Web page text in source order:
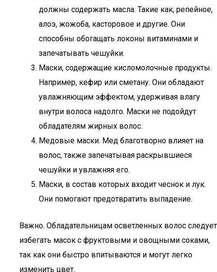
должны содержать масла. Такие как, репейное,
алоэ, жожоба, касторовое и другие. Они
способны обогащать локоны витаминами и
запечатывать чешуйки.
Маски, содержащие кисломолочные продукты.
Например, кефир или сметану. Они обладают
увлажняющим эффектом, удерживая влагу
внутри волоса надолго. Маски не подойдут
обладателям жирных волос.
Медовые маски. Мед благотворно влияет на
волос, также запечатывая раскрывшиеся
чешуйки и увлажняя его.
Маски, в состав которых входит чеснок и лук.
Они помогают предотвратить выпадение.
Важно. Обладательницам осветленных волос следует
избегать масок с фруктовыми и овощными соками,
так как они быстро впитываются и могут легко
изменить цвет.